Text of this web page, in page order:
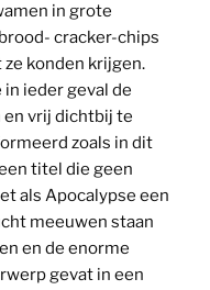
in grote
cracker-chips
konden krijgen.
in ieder geval de
en vrij dichtbij te
zoals in dit
titel die geen
als Apocalypse een
meeuwen staan
en de enorme
gevat in een